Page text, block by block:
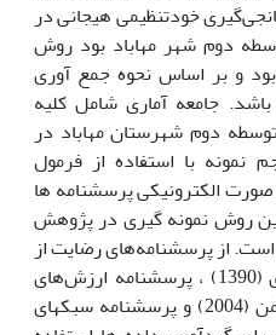
خودتنظیمی هیجانی در
دوم شهر مهاباد بود روش
و بر اساس نحوه جمع آوری
جامعه آماری شامل کلیه
دوم شهرستان مهاباد در
98 بود وحجم نمونه با استفاده از فرمول
و به صورت الکترونیکی پرسشنامه ها
روش نمونه گیری در پژوهش
از پرسشنامه‌های رضایت از
تحصیل شیخ الاسلامی و احمدی (1390) ، پرسشنامه ارزش‌های
فعال در عمل پترسون و سلیگمن (2004) و پرسشنامه سبکهای